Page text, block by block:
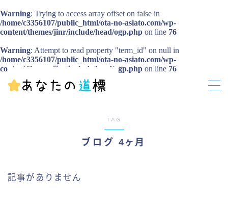
Warning: Trying to access array offset on false in
/home/c3356107/public_html/ota-no-asiato.com/wp-
content/themes/jinr/include/head/ogp.php on line 76
Warning: Attempt to read property "term_id" on null in
/home/c3356107/public_html/ota-no-asiato.com/wp-
content/themes/jinr/include/head/ogp.php on line 76
MENU
お問い合わせ
プライバシーポリシー
TAG
ブログ 4ヶ月
記事がありません